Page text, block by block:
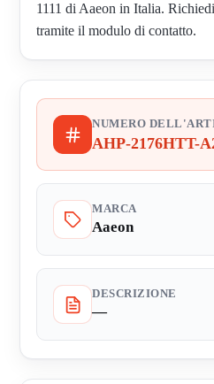
1111 di Aaeon in Italia.
tramite il modulo di contatto.
NUMERO
AHP-2176HTT-
MARCA
Aaeon
DESCRIZIONE
—